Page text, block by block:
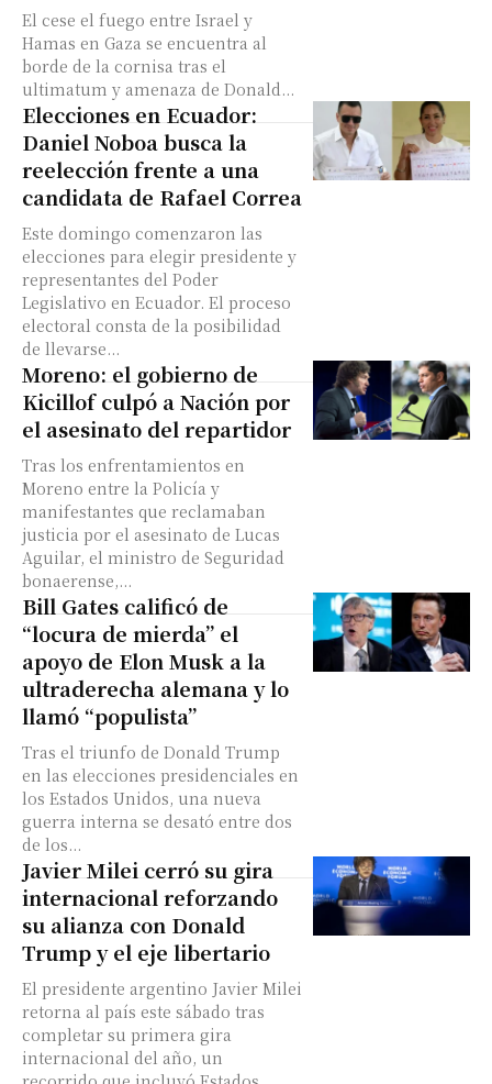
El cese el fuego entre Israel y
Hamas en Gaza se encuentra al
borde de la cornisa tras el
ultimatum y amenaza de Donald...
Elecciones en Ecuador:
Daniel Noboa busca la
reelección frente a una
candidata de Rafael Correa
Este domingo comenzaron las
elecciones para elegir presidente y
representantes del Poder
Legislativo en Ecuador. El proceso
electoral consta de la posibilidad
de llevarse...
Moreno: el gobierno de
Kicillof culpó a Nación por
el asesinato del repartidor
Tras los enfrentamientos en
Moreno entre la Policía y
manifestantes que reclamaban
justicia por el asesinato de Lucas
Aguilar, el ministro de Seguridad
bonaerense,...
Bill Gates calificó de
“locura de mierda” el
apoyo de Elon Musk a la
ultraderecha alemana y lo
llamó “populista”
Tras el triunfo de Donald Trump
en las elecciones presidenciales en
los Estados Unidos, una nueva
guerra interna se desató entre dos
de los...
Javier Milei cerró su gira
internacional reforzando
su alianza con Donald
Trump y el eje libertario
El presidente argentino Javier Milei
retorna al país este sábado tras
completar su primera gira
internacional del año, un